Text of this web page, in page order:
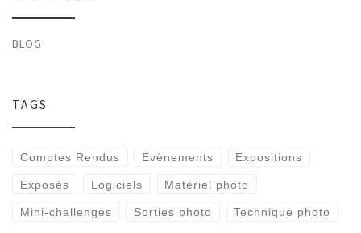
BLOG
TAGS
Comptes Rendus Evènements Expositions
Exposés Logiciels Matériel photo
Mini-challenges Sorties photo Technique photo